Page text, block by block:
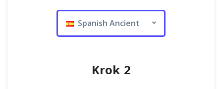
Spanish Ancient
Krok 2